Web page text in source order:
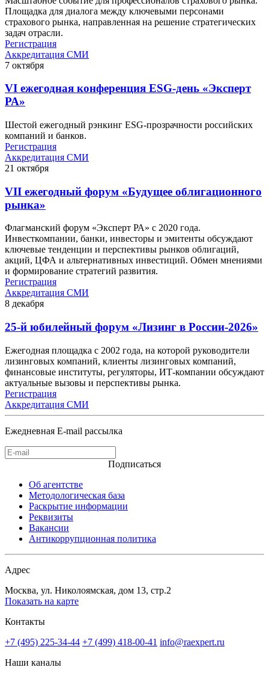
Площадка для диалога между ключевыми персонами
страхового рынка, направленная на решение стратегических
задач отрасли.
Регистрация
Аккредитация СМИ
7 октября
VI ежегодная конференция ESG-день «Эксперт
РА»
Шестой ежегодный рэнкинг ESG-прозрачности российских
компаний и банков.
Регистрация
Аккредитация СМИ
21 октября
VII ежегодный форум «Будущее облигационного
рынка»
Флагманский форум «Эксперт РА» с 2020 года.
Инвесткомпании, банки, инвесторы и эмитенты обсуждают
ключевые тенденции и перспективы рынков облигаций,
акций, ЦФА и альтернативных инвестиций. Обмен мнениями
и формирование стратегий развития.
Регистрация
Аккредитация СМИ
8 декабря
25-й юбилейный форум «Лизинг в России-2026»
Ежегодная площадка с 2002 года, на которой руководители
лизинговых компаний, клиенты лизинговых компаний,
финансовые институты, регуляторы, ИТ-компании обсуждают
актуальные вызовы и перспективы рынка.
Регистрация
Аккредитация СМИ
Ежедневная E-mail рассылка
Подписаться
Об агентстве
Методологическая база
Раскрытие информации
Реквизиты
Вакансии
Антикоррупционная политика
Адрес
Москва, ул. Николоямская, дом 13, стр.2
Показать на карте
Контакты
+7 (495) 225-34-44 +7 (499) 418-00-41 info@raexpert.ru
Наши каналы